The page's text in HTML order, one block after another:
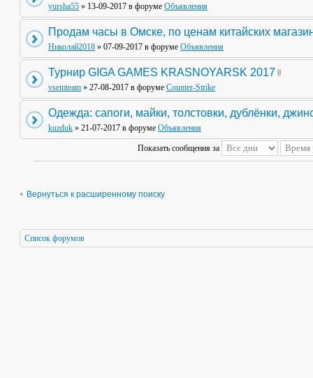
yursha55 » 13-09-2017 в форуме Объявления
Продам часы в Омске, по ценам китайских
Николай2018 » 07-09-2017 в форуме Объявления
Турнир GIGA GAMES KRASNOYARSK 2017
vsemteam » 27-08-2017 в форуме Counter-Strike
Одежда: сапоги, майки, толстовки, дублёнки,
kuzduk » 21-07-2017 в форуме Объявления
Показать сообщения за
Вернуться к расширенному поиску
Список форумов